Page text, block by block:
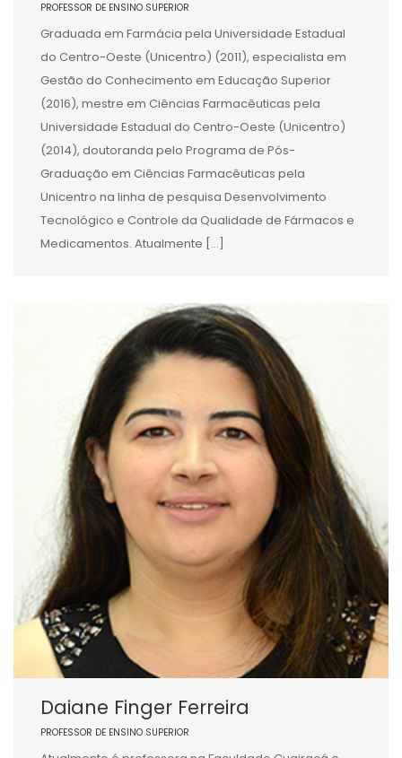
PROFESSOR DE ENSINO SUPERIOR
Graduada em Farmácia pela Universidade Estadual
do Centro-Oeste (Unicentro) (2011), especialista em
Gestão do Conhecimento em Educação Superior
(2016), mestre em Ciências Farmacêuticas pela
Universidade Estadual do Centro-Oeste (Unicentro)
(2014), doutoranda pelo Programa de Pós-
Graduação em Ciências Farmacêuticas pela
Unicentro na linha de pesquisa Desenvolvimento
Tecnológico e Controle da Qualidade de Fármacos e
Medicamentos. Atualmente […]
Daiane Finger Ferreira
PROFESSOR DE ENSINO SUPERIOR